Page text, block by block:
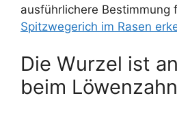
ausführlichere
Spitzwegerich im Rasen
Die Wurzel ist
beim Löwenzahn